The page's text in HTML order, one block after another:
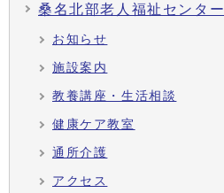
桑名北部老人福祉センター
お知らせ
施設案内
教養講座・生活相談
健康ケア教室
通所介護
アクセス